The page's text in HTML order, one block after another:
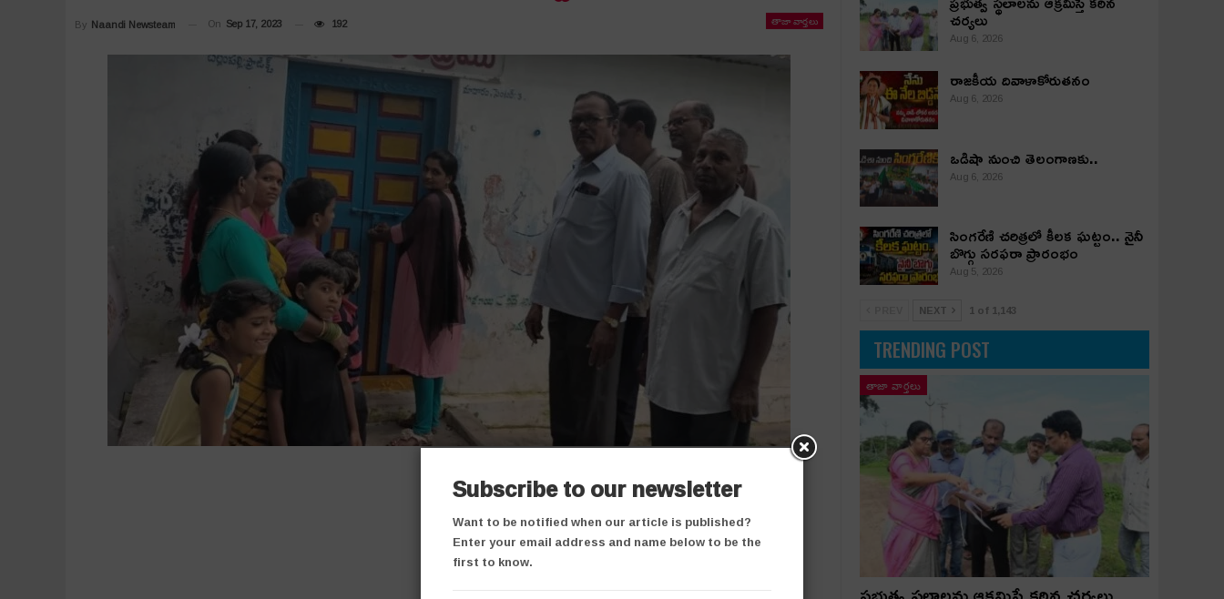
తాజా వార్తలు
By Naandi Newsteam On Sep 17, 2023 192 చర్యలు
Aug 6, 2026
రాజకీయ దివాళాకోరుతనం
Aug 6, 2026
ఒడిషా నుంచి తెలంగాణ‌కు..
Aug 6, 2026
సింగరేణి చరిత్రలో కీలక ఘట్టం.. నైనీ
బొగ్గు సరఫరా ప్రారంభం
Aug 5, 2026
NEXT 1 of 1,143
TRENDING POST
తాజా వార్తలు
Subscribe to our newsletter
Want to be notified when our article is published?
Enter your email address and name below to be the
first to know.